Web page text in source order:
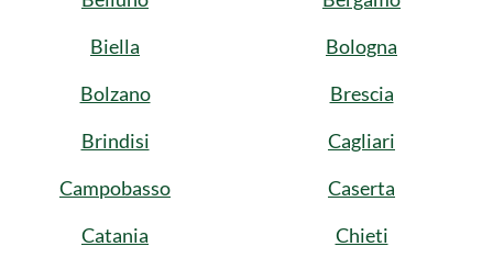
Biella
Bologna
Bolzano
Brescia
Brindisi
Cagliari
Campobasso
Caserta
Catania
Chieti